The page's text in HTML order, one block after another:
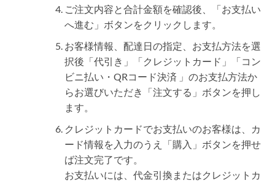
ご注文内容と合計金額を確認後、「お支払い
へ進む」ボタンをクリックします。
お客様情報、配達日の指定、お支払方法を選
択後「代引き」「クレジットカード」「コン
ビニ払い・QRコード決済 」のお支払方法か
らお選びいただき「注文する」ボタンを押し
ます。
クレジットカードでお支払いのお客様は、カ
ード情報を入力のうえ「購入」ボタンを押せ
ば注文完了です。
お支払いには、代金引換またはクレジットカ